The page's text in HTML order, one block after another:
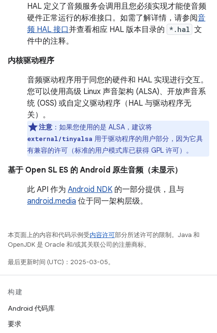
HAL 定义了音频服务会调用且您必须实现才能使音频
硬件正常运行的标准接口。如需了解详情，请参阅音
频 HAL 接口并查看相应 HAL 版本目录的 *.hal 文
件中的注释。
内核驱动程序
音频驱动程序用于同您的硬件和 HAL 实现进行交互。
您可以使用高级 Linux 声音架构 (ALSA)、开放声音系
统 (OSS) 或自定义驱动程序（HAL 与驱动程序无
关）。
注意 ：如果您使用的是 ALSA，建议将
external/tinyalsa 用于驱动程序的用户部分，因为它具
有兼容的许可（标准的用户模式库已获得 GPL 许可）。
基于 Open SL ES 的 Android 原生音频（未显示）
此 API 作为 Android NDK 的一部分提供，且与
android.media 位于同一架构层级。
本页面上的内容和代码示例受内容许可部分所述许可的限制。Java 和
OpenJDK 是 Oracle 和/或其关联公司的注册商标。
最后更新时间 (UTC)：2025-03-05。
构建
Android 代码库
要求